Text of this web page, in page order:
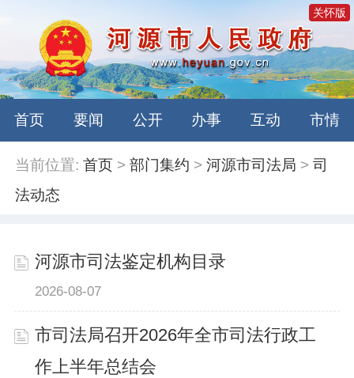
关怀版
首页 要闻 公开 办事 互动 市情
当前位置: 首页 >部门集约 >河源市司法局 >司
法动态
河源市司法鉴定机构目录
2026-08-07
市司法局召开2026年全市司法行政工
作上半年总结会